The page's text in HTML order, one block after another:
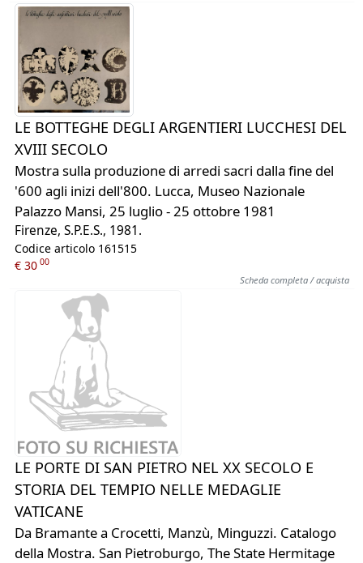
LE BOTTEGHE DEGLI ARGENTIERI LUCCHESI DEL
XVIII SECOLO
Mostra sulla produzione di arredi sacri dalla fine del
'600 agli inizi dell'800. Lucca, Museo Nazionale
Palazzo Mansi, 25 luglio - 25 ottobre 1981
Firenze, S.P.E.S., 1981.
Codice articolo 161515
€ 3000
Scheda completa / acquista
LE PORTE DI SAN PIETRO NEL XX SECOLO E
STORIA DEL TEMPIO NELLE MEDAGLIE
VATICANE
Da Bramante a Crocetti, Manzù, Minguzzi. Catalogo
della Mostra. San Pietroburgo, The State Hermitage